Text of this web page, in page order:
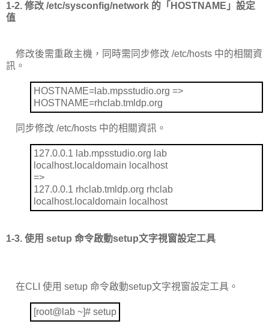
1-2. 修改 /etc/sysconfig/network 的「 HOSTNAME 」設定
值
修改後需重啟主機，同時需同步修改 /etc/hosts 中的相關資
訊。
HOSTNAME=lab.mpsstudio.org =>
HOSTNAME=rhclab.tmldp.org
同步修改 /etc/hosts 中的相關資訊。
127.0.0.1 lab.mpsstudio.org lab
localhost.localdomain localhost
=>
127.0.0.1 rhclab.tmldp.org rhclab
localhost.localdomain localhost
1-3. 使用 setup 命令啟動setup文字視窗設定工具
在CLI 使用 setup 命令啟動setup文字視窗設定工具。
[root@lab ~]# setup